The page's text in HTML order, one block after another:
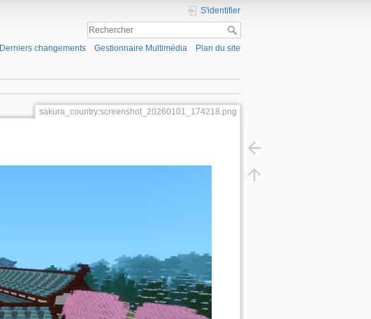
S'identifier
Derniers changements Gestionnaire Multimédia Plan du site
sakura_country:screenshot_20260101_174218.png